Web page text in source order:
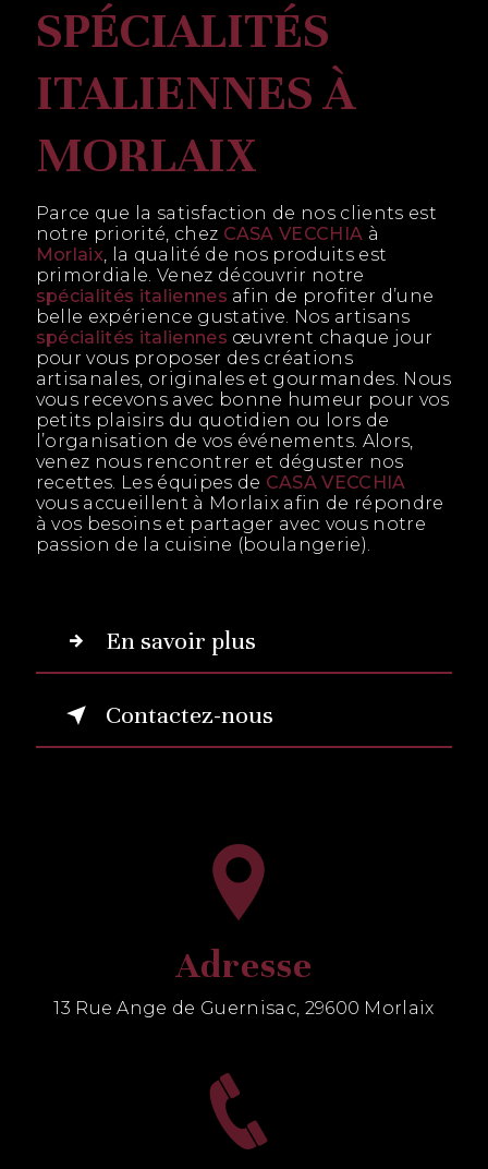
SPÉCIALITÉS
ITALIENNES À
MORLAIX
Parce que la satisfaction de nos clients est
notre priorité, chez CASA VECCHIA à
Morlaix, la qualité de nos produits est
primordiale. Venez découvrir notre
spécialités italiennes afin de profiter d’une
belle expérience gustative. Nos artisans
spécialités italiennes œuvrent chaque jour
pour vous proposer des créations
artisanales, originales et gourmandes. Nous
vous recevons avec bonne humeur pour vos
petits plaisirs du quotidien ou lors de
l’organisation de vos événements. Alors,
venez nous rencontrer et déguster nos
recettes. Les équipes de CASA VECCHIA
vous accueillent à Morlaix afin de répondre
à vos besoins et partager avec vous notre
passion de la cuisine (boulangerie).
En savoir plus
Contactez-nous
Adresse
13 Rue Ange de Guernisac, 29600 Morlaix